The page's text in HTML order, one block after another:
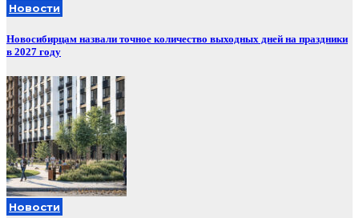
Новости
Новосибирцам назвали точное количество выходных дней на праздники
в 2027 году
Новости